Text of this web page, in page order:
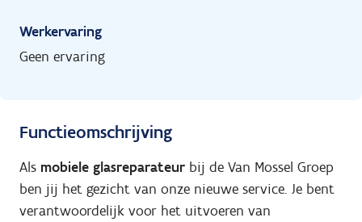
Werkervaring
Geen ervaring
Functieomschrijving
Als mobiele glasreparateur bij de Van Mossel Groep
ben jij het gezicht van onze nieuwe service. Je bent
verantwoordelijk voor het uitvoeren van